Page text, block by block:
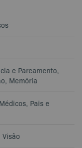
e Pareamento
Memória
Pais e
Visão